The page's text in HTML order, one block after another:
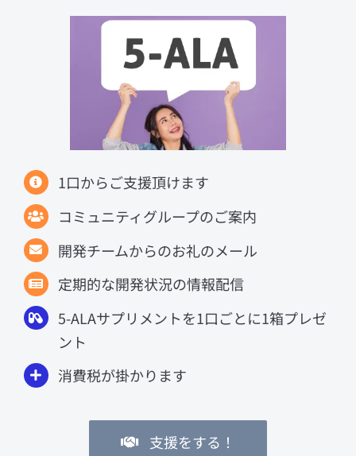
1口からご支援頂けます
コミュニティグループのご案内
開発チームからのお礼のメール
定期的な開発状況の情報配信
5-ALAサプリメントを1口ごとに1箱プレゼ
ント
消費税が掛かります
支援をする！